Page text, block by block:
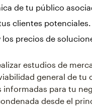
de tu público
clientes potenciales.
precios de
estudios de
general de
informadas para tu
desde el